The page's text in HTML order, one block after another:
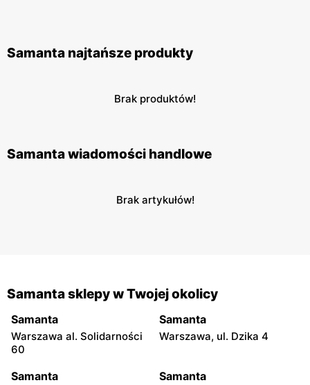
Samanta najtańsze produkty
Brak produktów!
Samanta wiadomości handlowe
Brak artykułów!
Samanta sklepy w Twojej okolicy
Samanta
Warszawa al. Solidarności
60
Samanta
Warszawa, ul. Dzika 4
Samanta Samanta